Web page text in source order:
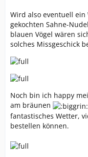
Wird also eventuell
gekochten Sahne-
blauen Vögel wären
solches Missgeschick
Noch bin ich happy
am bräunen
fantastisches Wetter,
bestellen können.